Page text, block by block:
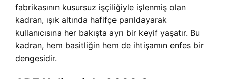
fabrikasının kusursuz işçiliğiyle işlenmiş olan
kadran, ışık altında hafifçe parıldayarak
kullanıcısına her bakışta ayrı bir keyif yaşatır. Bu
kadran, hem basitliğin hem de ihtişamın enfes bir
dengesidir.